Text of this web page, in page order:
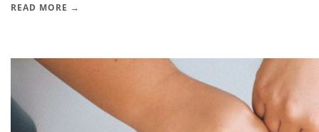
READ MORE →